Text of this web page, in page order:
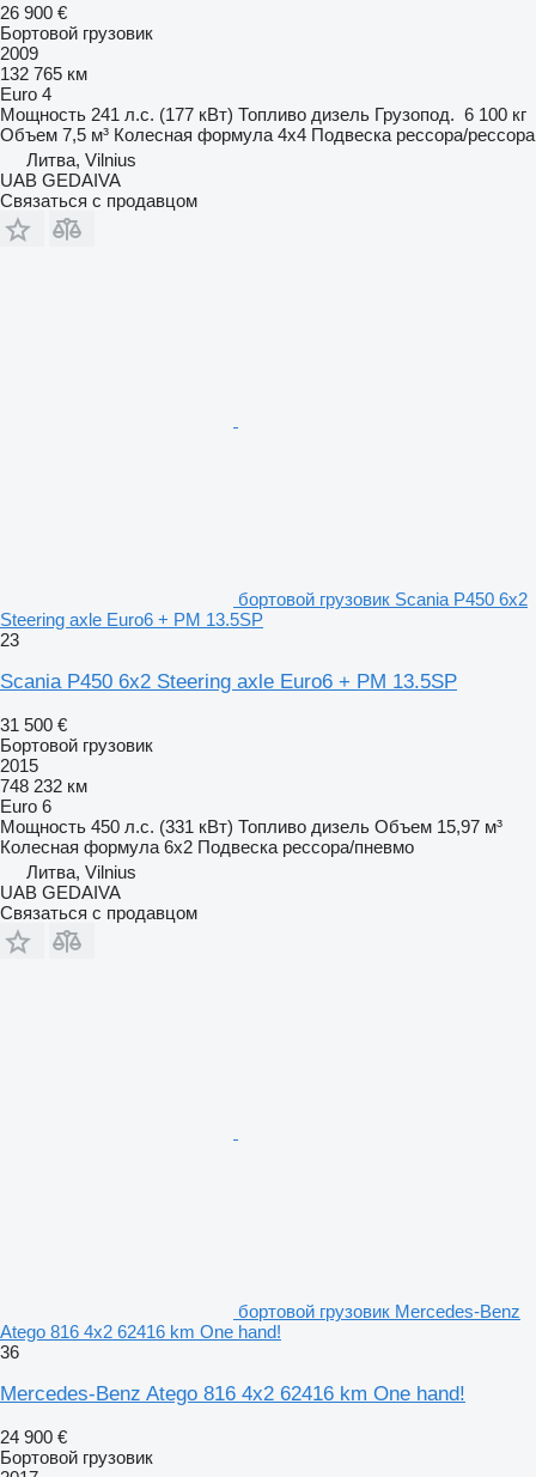
26 900 €
Бортовой грузовик
2009
132 765 км
Euro 4
Мощность 241 л.с. (177 кВт) Топливо дизель Грузопод. 6 100 кг
Объем 7,5 м³ Колесная формула 4x4 Подвеска рессора/рессора
Литва, Vilnius
UAB GEDAIVA
Связаться с продавцом
бортовой грузовик Scania P450 6x2
Steering axle Euro6 + PM 13.5SP
23
Scania P450 6x2 Steering axle Euro6 + PM 13.5SP
31 500 €
Бортовой грузовик
2015
748 232 км
Euro 6
Мощность 450 л.с. (331 кВт) Топливо дизель Объем 15,97 м³
Колесная формула 6x2 Подвеска рессора/пневмо
Литва, Vilnius
UAB GEDAIVA
Связаться с продавцом
бортовой грузовик Mercedes-Benz
Atego 816 4x2 62416 km One hand!
36
Mercedes-Benz Atego 816 4x2 62416 km One hand!
24 900 €
Бортовой грузовик